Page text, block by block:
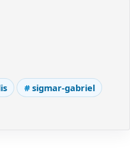
sigmar-gabriel